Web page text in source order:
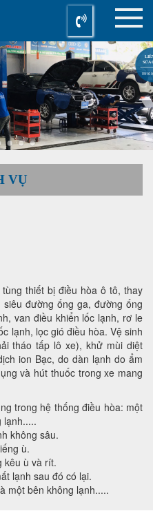
LIÊN HỆ
SỬA CHỮA
0916 955 454
VỤ
thiết bị điều hòa ô tô, thay
đường ống ga, đường ống
van điều khiển lốc lạnh, rơ le
lạnh, lọc gió điều hòa. Vệ sinh
tháo tấp lô xe), khử mùi diệt
ion Bạc, do dàn lạnh do ẩm
và hút thuốc trong xe mang
trong hệ thống điều hòa: một
lạnh.....
không sâu.
ù.
kêu ù và rít.
lạnh sau đó có lại.
một bên không lạnh.....